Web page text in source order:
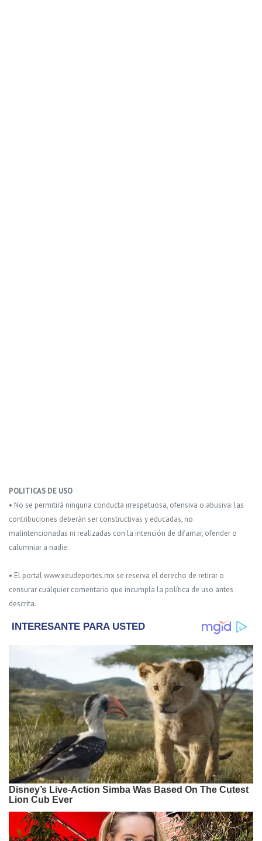
POLITICAS DE USO
• No se permitirá ninguna conducta irrespetuosa, ofensiva o abusiva: las
contribuciones deberán ser constructivas y educadas, no
malintencionadas ni realizadas con la intención de difamar, ofender o
calumniar a nadie.
• El portal www.xeudeportes.mx se reserva el derecho de retirar o
censurar cualquier comentario que incumpla la política de uso antes
descrita.